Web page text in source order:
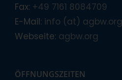
Fax: +49 7161 8084709
E-Mail: info (at) agbw.org
Webseite: agbw.org
ÖFFNUNGSZEITEN